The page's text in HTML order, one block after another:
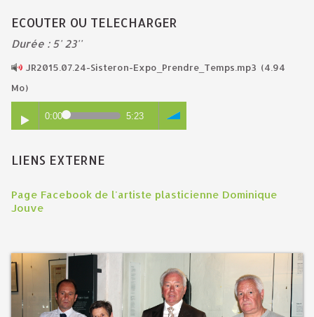
ECOUTER OU TELECHARGER
Durée : 5' 23''
JR2015.07.24-Sisteron-Expo_Prendre_Temps.mp3 (4.94
Mo)
0:00 5:23
LIENS EXTERNE
Page Facebook de l'artiste plasticienne Dominique
Jouve